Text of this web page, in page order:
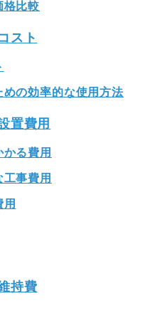
格比較
スト
の効率的な使用方法
置費用
る費用
事費用
持費